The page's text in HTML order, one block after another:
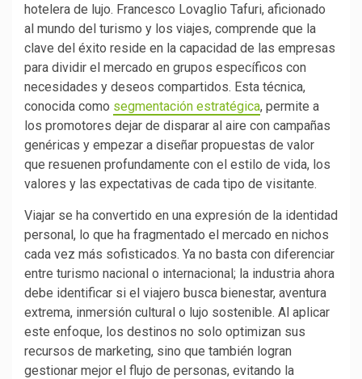
hotelera de lujo. Francesco Lovaglio Tafuri, aficionado
al mundo del turismo y los viajes, comprende que la
clave del éxito reside en la capacidad de las empresas
para dividir el mercado en grupos específicos con
necesidades y deseos compartidos. Esta técnica,
conocida como segmentación estratégica, permite a
los promotores dejar de disparar al aire con campañas
genéricas y empezar a diseñar propuestas de valor
que resuenen profundamente con el estilo de vida, los
valores y las expectativas de cada tipo de visitante.
Viajar se ha convertido en una expresión de la identidad
personal, lo que ha fragmentado el mercado en nichos
cada vez más sofisticados. Ya no basta con diferenciar
entre turismo nacional o internacional; la industria ahora
debe identificar si el viajero busca bienestar, aventura
extrema, inmersión cultural o lujo sostenible. Al aplicar
este enfoque, los destinos no solo optimizan sus
recursos de marketing, sino que también logran
gestionar mejor el flujo de personas, evitando la